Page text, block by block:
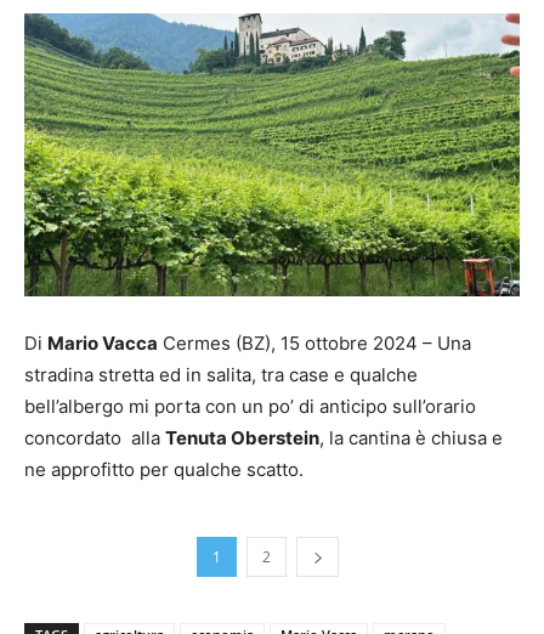
Di Mario Vacca Cermes (BZ), 15 ottobre 2024 – Una
stradina stretta ed in salita, tra case e qualche
bell’albergo mi porta con un po’ di anticipo sull’orario
concordato alla Tenuta Oberstein, la cantina è chiusa e
ne approfitto per qualche scatto.
1 2